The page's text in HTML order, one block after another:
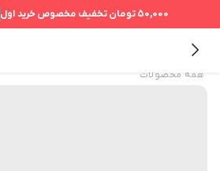
50,000 تومان تخفیف مخصوص خرید اول
همه محصولات